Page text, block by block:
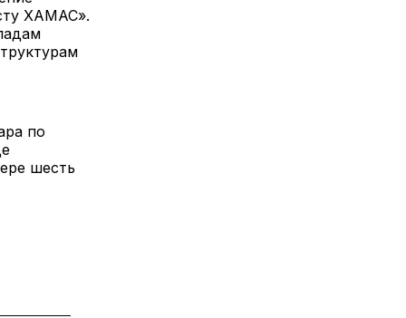
ХАМАС».
по
шесть